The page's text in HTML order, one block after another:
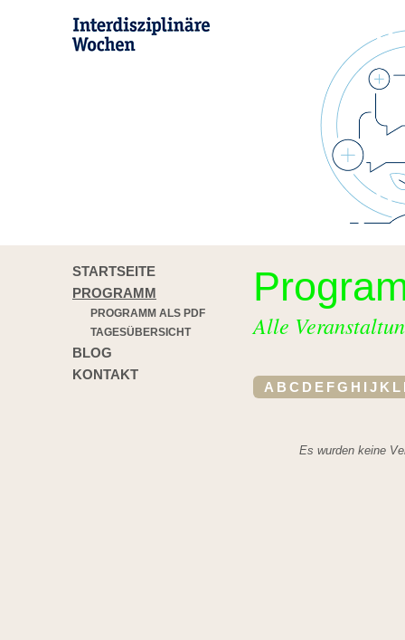
STARTSEITE
PROGRAMM
PROGRAMM ALS PDF
TAGESÜBERSICHT
BLOG
KONTAKT
Alle
A B C D E FG H I J K L
Es wurden keine